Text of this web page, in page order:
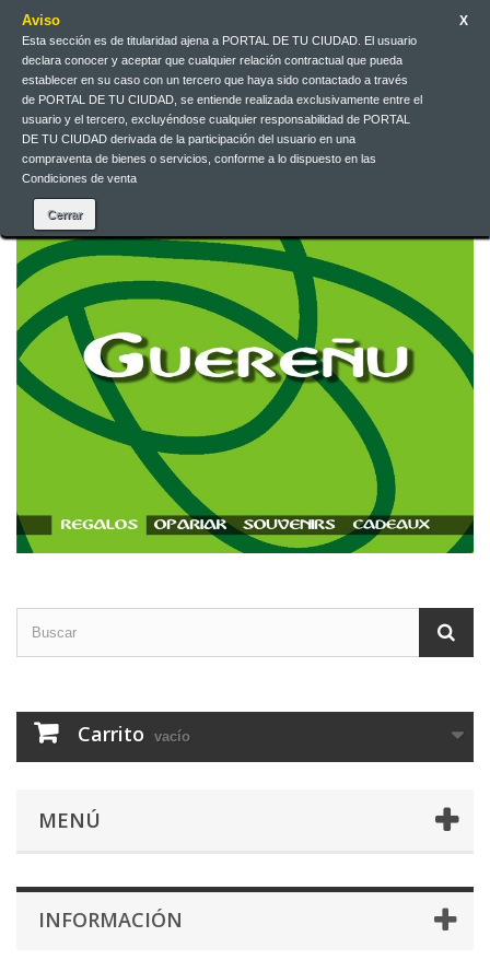
Aviso
Esta sección es de titularidad ajena a PORTAL DE TU CIUDAD. El usuario
declara conocer y aceptar que cualquier relación contractual que pueda
establecer en su caso con un tercero que haya sido contactado a través
de PORTAL DE TU CIUDAD, se entiende realizada exclusivamente entre el
usuario y el tercero, excluyéndose cualquier responsabilidad de PORTAL
DE TU CIUDAD derivada de la participación del usuario en una
compraventa de bienes o servicios, conforme a lo dispuesto en las
Condiciones de venta
X
Iniciar sesión
EUR
Español
Contacte con nosotros
Carrito vacío
MENÚ
INFORMACIÓN